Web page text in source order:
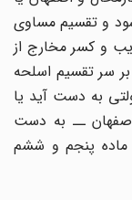
و تقسیم مساوی
و کسر مخارج از
سر تقسیم اسلحه
به دست آید یا
ــ به دست
پنجم و ششم